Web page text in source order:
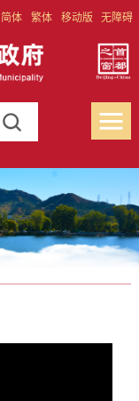
简体 繁体 移动版 无障碍